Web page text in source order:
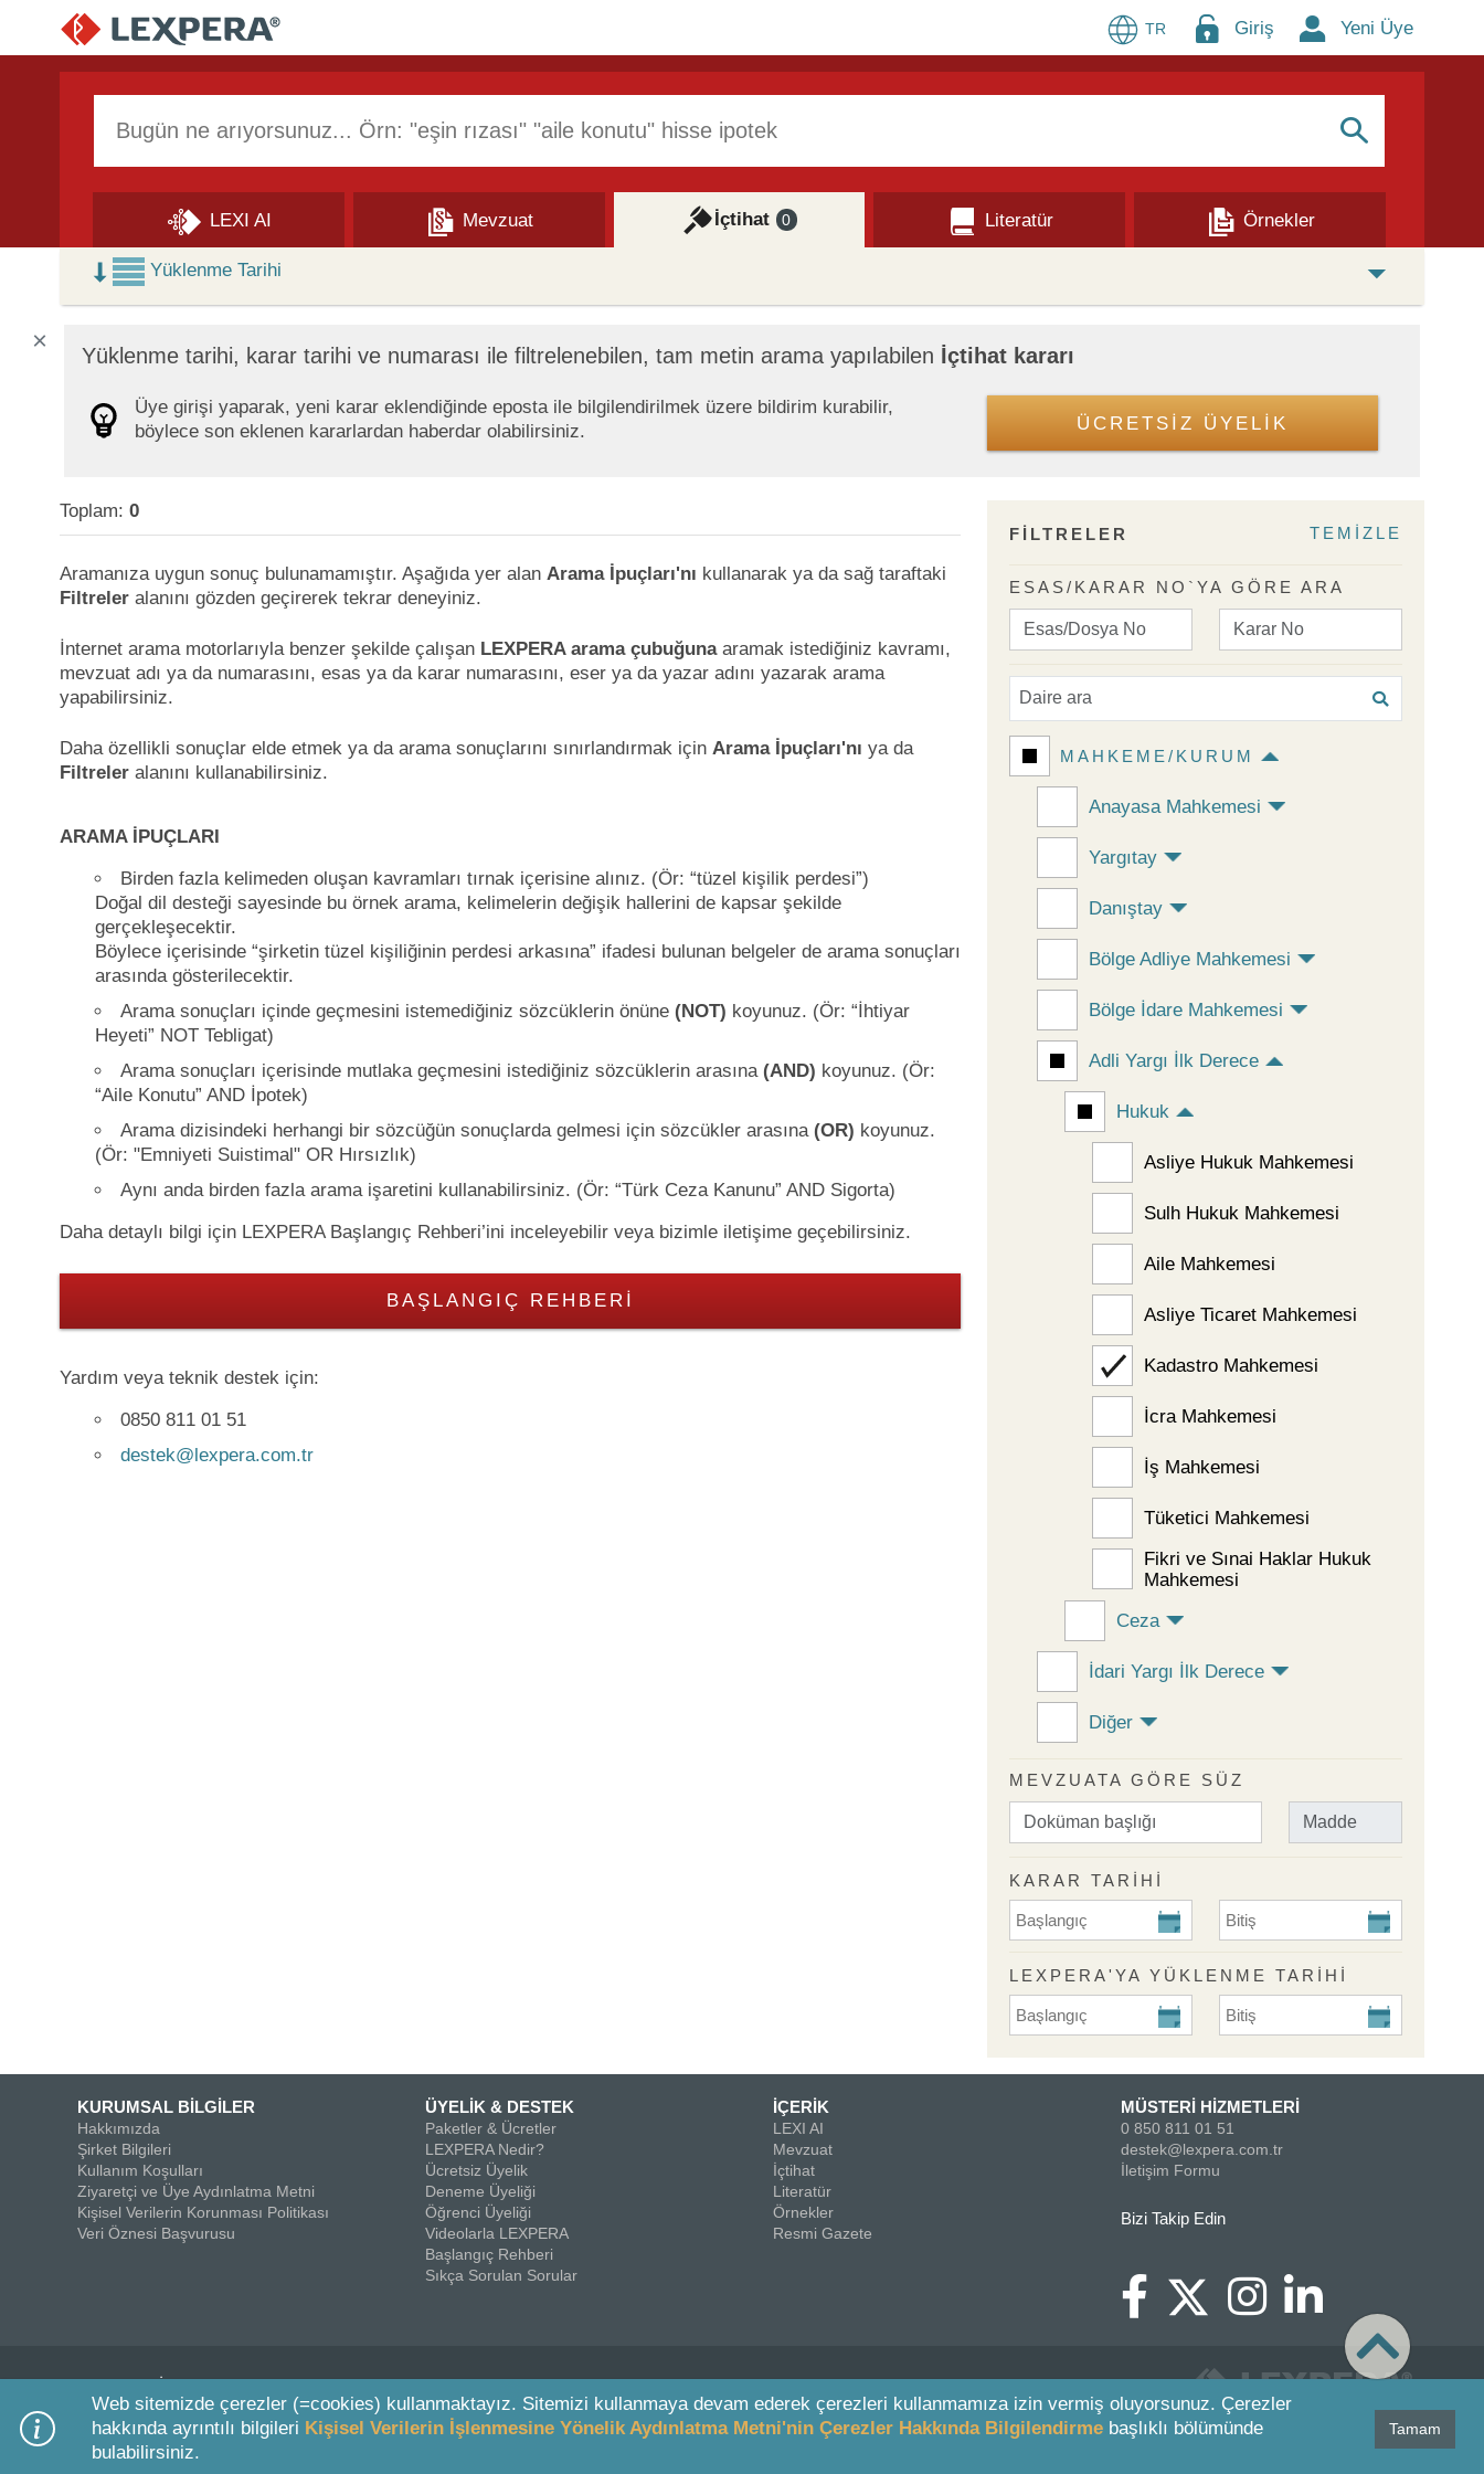
TR Giriş Yeni Üye
S
LEXI AI Mevzuat İçtihat 0 Literatür
Örnekler
Skip to Search Results
Yüklenme Tarihi
Yüklenme tarihi, karar tarihi ve numarası ile filtrelenebilen, tam metin arama yapılabilen İçtihat kararı
Üye girişi yaparak, yeni karar eklendiğinde eposta ile bilgilendirilmek üzere bildirim kurabilir,
böylece son eklenen kararlardan haberdar olabilirsiniz.
ÜCRETSİZ ÜYELİK
×
Toplam: 0
Aramanıza uygun sonuç bulunamamıştır. Aşağıda yer alan Arama İpuçları'nı kullanarak ya da sağ taraftaki
Filtreler alanını gözden geçirerek tekrar deneyiniz.
İnternet arama motorlarıyla benzer şekilde çalışan LEXPERA arama çubuğunaaramak istediğiniz kavramı,
mevzuat adı ya da numarasını, esas ya da karar numarasını, eser ya da yazar adını yazarak arama
yapabilirsiniz.
Daha özellikli sonuçlar elde etmek ya da arama sonuçlarını sınırlandırmak için Arama İpuçları'nı ya da
Filtreler alanını kullanabilirsiniz.
ARAMA İPUÇLARI
Birden fazla kelimeden oluşan kavramları tırnak içerisine alınız. (Ör: “tüzel kişilik perdesi”)
Doğal dil desteği sayesinde bu örnek arama, kelimelerin değişik hallerini de kapsar şekilde
gerçekleşecektir.
Böylece içerisinde “şirketin tüzel kişiliğinin perdesi arkasına” ifadesi bulunan belgeler de arama sonuçları
arasında gösterilecektir.
Arama sonuçları içinde geçmesini istemediğiniz sözcüklerin önüne (NOT) koyunuz. (Ör: “İhtiyar
Heyeti” NOT Tebligat)
Arama sonuçları içerisinde mutlaka geçmesini istediğiniz sözcüklerin arasına (AND) koyunuz. (Ör:
“Aile Konutu” AND İpotek)
Arama dizisindeki herhangi bir sözcüğün sonuçlarda gelmesi için sözcükler arasına (OR) koyunuz.
(Ör: "Emniyeti Suistimal" OR Hırsızlık)
Aynı anda birden fazla arama işaretini kullanabilirsiniz. (Ör: “Türk Ceza Kanunu” AND Sigorta)
Daha detaylı bilgi için LEXPERA Başlangıç Rehberi’ini inceleyebilir veya bizimle iletişime geçebilirsiniz.
BAŞLANGIÇ REHBERI
Yardım veya teknik destek için:
0850 811 01 51
destek@lexpera.com.tr
FİLTRELER TEMİZLE
ESAS/KARAR NO`YA GÖRE ARA
MAHKEME/KURUM
Anayasa Mahkemesi
Yargıtay
Danıştay
Bölge Adliye Mahkemesi
Bölge İdare Mahkemesi
Adli Yargı İlk Derece
Hukuk
Asliye Hukuk Mahkemesi
Sulh Hukuk Mahkemesi
Aile Mahkemesi
Asliye Ticaret Mahkemesi
Kadastro Mahkemesi
İcra Mahkemesi
İş Mahkemesi
Tüketici Mahkemesi
Fikri ve Sınai Haklar Hukuk
Mahkemesi
Ceza
İdari Yargı İlk Derece
Diğer
MEVZUATA GÖRE SÜZ
KARAR TARİHİ
KARAR TARİHİ Başlangıç KARAR TARİHİ Bitiş
LEXPERA'YA YÜKLENME TARIHI
Lexpera'ya Yüklenme Tarihi BaşlangıçLexpera'ya Yüklenme Tarihi
KURUMSAL BİLGİLER
Hakkımızda
Şirket Bilgileri
Kullanım Koşulları
Ziyaretçi ve Üye Aydınlatma Metni
Kişisel Verilerin Korunması Politikası
Veri Öznesi Başvurusu
ÜYELİK & DESTEK
Paketler & Ücretler
LEXPERA Nedir?
Ücretsiz Üyelik
Deneme Üyeliği
Öğrenci Üyeliği
Videolarla LEXPERA
Başlangıç Rehberi
Sıkça Sorulan Sorular
İÇERİK
LEXI AI
Mevzuat
İçtihat
Literatür
Örnekler
Resmi Gazete
MÜSTERİ HİZMETLERİ
0 850 811 01 51
destek@lexpera.com.tr
İletişim Formu
Bizi Takip Edin
© 2026 On İki Levha Yayıncılık A.Ş.
Web sitemizde çerezler (=cookies) kullanmaktayız. Sitemizi kullanmaya devam ederek çerezleri kullanmamıza izin vermiş oluyorsunuz. Çerezler
hakkında ayrıntılı bilgileri Kişisel Verilerin İşlenmesine Yönelik Aydınlatma Metni'nin Çerezler Hakkında Bilgilendirme başlıklı bölümünde
bulabilirsiniz.
Tamam